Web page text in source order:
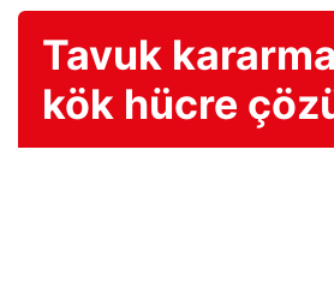
Tavuk
kök hücre